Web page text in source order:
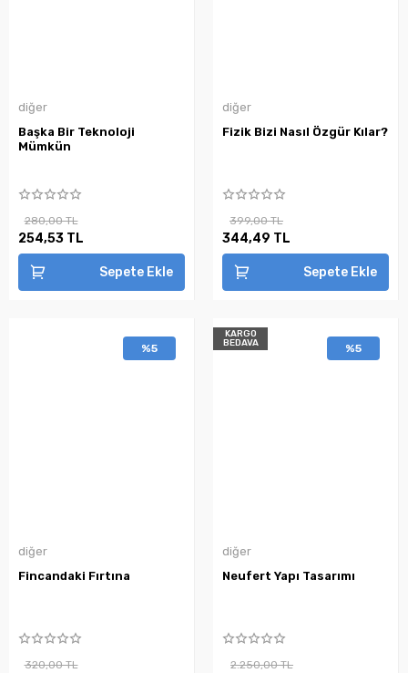
diğer
Başka Bir Teknoloji
Mümkün
280,00 TL
254,53 TL
Sepete Ekle
diğer
Fizik Bizi Nasıl Özgür Kılar?
399,00 TL
344,49 TL
Sepete Ekle
%5
diğer
Fincandaki Fırtına
320,00 TL
KARGO
BEDAVA
%5
diğer
Neufert Yapı Tasarımı
2.250,00 TL